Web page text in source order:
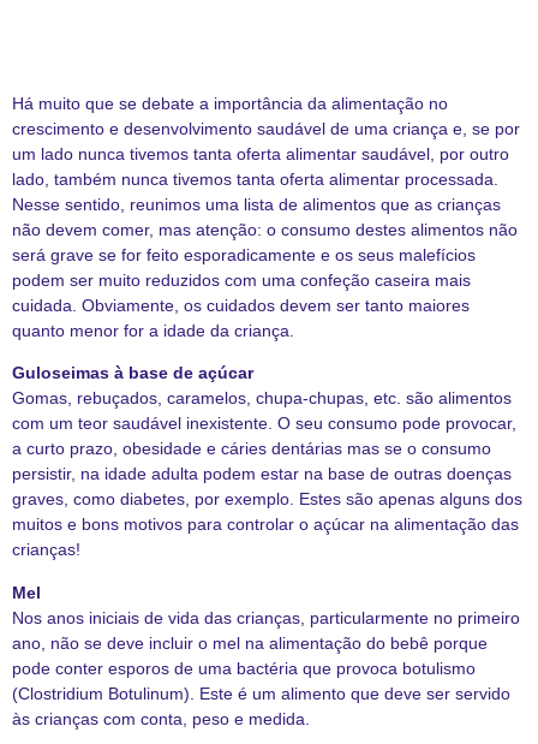
Há muito que se debate a importância da alimentação no
crescimento e desenvolvimento saudável de uma criança e, se por
um lado nunca tivemos tanta oferta alimentar saudável, por outro
lado, também nunca tivemos tanta oferta alimentar processada.
Nesse sentido, reunimos uma lista de alimentos que as crianças
não devem comer, mas atenção: o consumo destes alimentos não
será grave se for feito esporadicamente e os seus malefícios
podem ser muito reduzidos com uma confeção caseira mais
cuidada. Obviamente, os cuidados devem ser tanto maiores
quanto menor for a idade da criança.
Guloseimas à base de açúcar
Gomas, rebuçados, caramelos, chupa-chupas, etc. são alimentos
com um teor saudável inexistente. O seu consumo pode provocar,
a curto prazo, obesidade e cáries dentárias mas se o consumo
persistir, na idade adulta podem estar na base de outras doenças
graves, como diabetes, por exemplo. Estes são apenas alguns dos
muitos e bons motivos para controlar o açúcar na alimentação das
crianças!
Mel
Nos anos iniciais de vida das crianças, particularmente no primeiro
ano, não se deve incluir o mel na alimentação do bebê porque
pode conter esporos de uma bactéria que provoca botulismo
(Clostridium Botulinum). Este é um alimento que deve ser servido
às crianças com conta, peso e medida.